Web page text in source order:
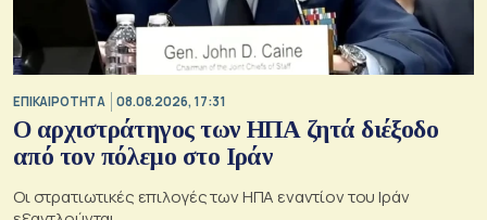
ΕΠΙΚΑΙΡΟΤΗΤΑ 08.08.2026, 17:31
Ο αρχιστράτηγος των ΗΠΑ ζητά διέξοδο
από τον πόλεμο στο Ιράν
Οι στρατιωτικές επιλογές των ΗΠΑ εναντίον του Ιράν